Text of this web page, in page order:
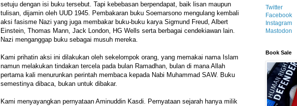
setuju dengan isi buku tersebut. Tapi kebebasan berpendapat, baik lisan maupun
tulisan, dijamin oleh UUD 1945. Pembakaran buku Soemarsono mengulang kembali
aksi fasisme Nazi yang juga membakar buku-buku karya Sigmund Freud, Albert
Einstein, Thomas Mann, Jack London, HG Wells serta berbagai cendekiawan lain.
Nazi menganggap buku sebagai musuh mereka.
Kami prihatin aksi ini dilakukan oleh sekelompok orang, yang memakai nama Islam
namun melakukan tindakan tercela pada bulan Ramadhan, bulan di mana Allah
pertama kali menurunkan perintah membaca kepada Nabi Muhammad SAW. Buku
semestinya dibaca, bukan untuk dibakar.
Kami menyayangkan pernyataan Aminuddin Kasdi. Pernyataan sejarah hanya milik
Twitter
Facebook
Instagram
Mastodon
Book Sale